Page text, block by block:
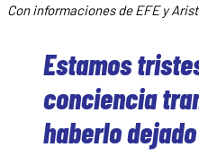
Con informaciones de EFE y
Estamos
conciencia
haberlo